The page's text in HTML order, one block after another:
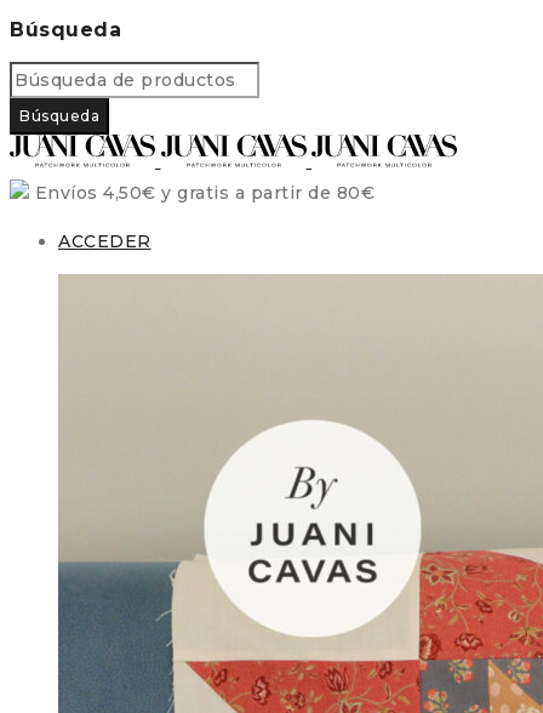
Búsqueda
Envíos 4,50€ y gratis a partir de 80€
ACCEDER